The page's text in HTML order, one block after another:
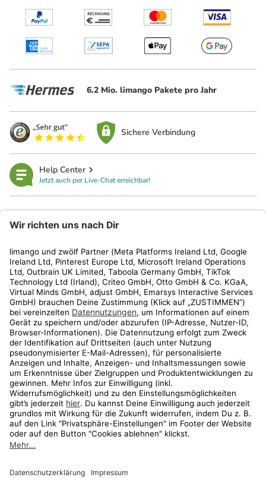
6.2 Mio. limango Pakete pro Jahr
Sichere Verbindung
Help Center
Jetzt auch per Live-Chat erreichbar!
Kundenservice
Shop
Aktionen
Travel